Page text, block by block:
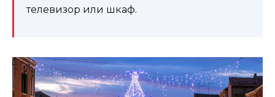
телевизор или шкаф.